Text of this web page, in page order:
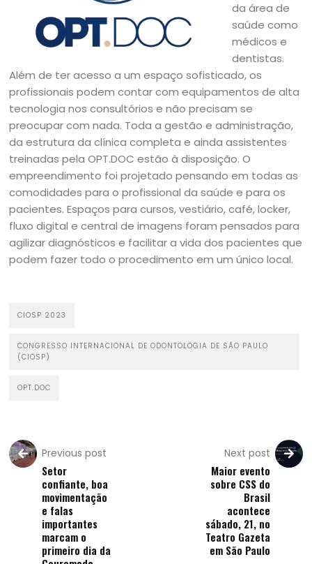
da área de
saúde como
médicos e
dentistas.
Além de ter acesso a um espaço sofisticado, os
profissionais podem contar com equipamentos de alta
tecnologia nos consultórios e não precisam se
preocupar com nada. Toda a gestão e administração,
da estrutura da clínica completa e ainda assistentes
treinadas pela OPT.DOC estão à disposição. O
empreendimento foi projetado pensando em todas as
comodidades para o profissional da saúde e para os
pacientes. Espaços para cursos, vestiário, café, locker,
fluxo digital e central de imagens foram pensados para
agilizar diagnósticos e facilitar a vida dos pacientes que
podem fazer todo o procedimento em um único local.
CIOSP 2023
CONGRESSO INTERNACIONAL DE ODONTOLOGIA DE SÃO PAULO
(CIOSP)
OPT.DOC
Previous post
Setor
confiante, boa
movimentação
e falas
importantes
marcam o
primeiro dia da
Next post
Maior evento
sobre CSS do
Brasil
acontece
sábado, 21, no
Teatro Gazeta
em São Paulo